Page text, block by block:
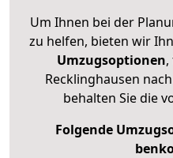
Um Ihnen bei der
zu helfen, bieten wir
Umzugsoptionen
Recklinghausen
behalten Sie die
Folgende